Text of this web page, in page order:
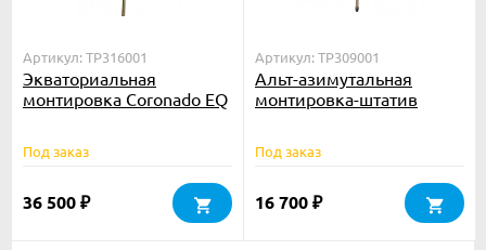
Артикул: TP316001
Экваториальная
монтировка Coronado EQ
Под заказ
36 500 ₽
Артикул: TP309001
Альт-азимутальная
монтировка-штатив
Под заказ
16 700 ₽